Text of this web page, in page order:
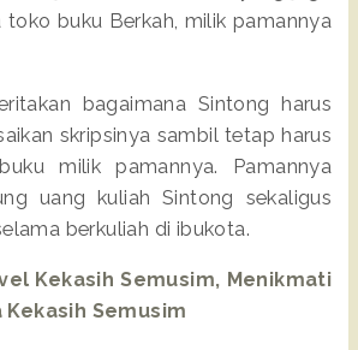
buku Berkah, milik pamannya
bagaimana Sintong harus
skripsinya sambil tetap harus
milik pamannya. Pamannya
uang kuliah Sintong sekaligus
berkuliah di ibukota.
Kekasih Semusim, Menikmati
Kekasih Semusim